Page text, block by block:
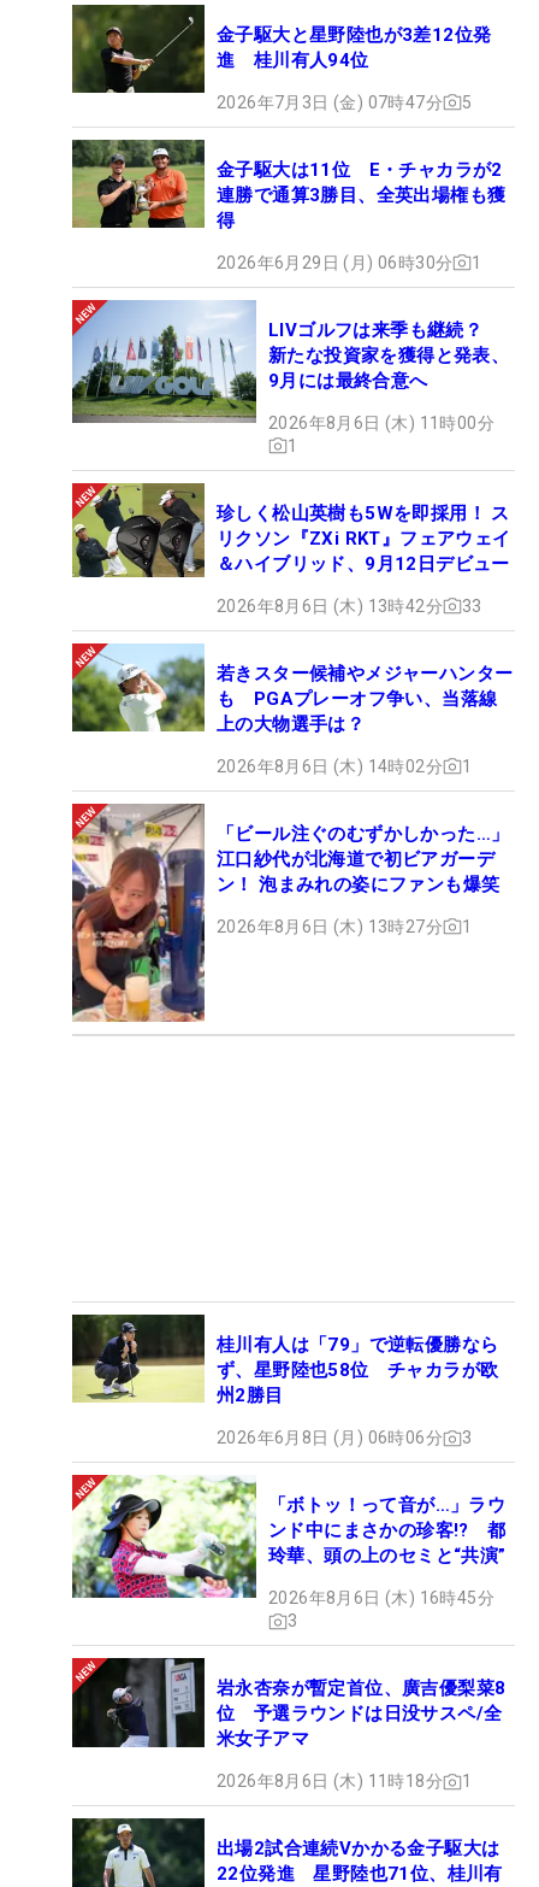
金子駆大と星野陸也が3差12位発
進 桂川有人94位
2026年7月3日 (金) 07時47分 5
金子駆大は11位 E・チャカラが2
連勝で通算3勝目、全英出場権も獲
得
2026年6月29日 (月) 06時30分 1
LIVゴルフは来季も継続？
新たな投資家を獲得と発表、
9月には最終合意へ
2026年8月6日 (木) 11時00分
1
珍しく松山英樹も5Wを即採用！ ス
リクソン『ZXi RKT』フェアウェイ
＆ハイブリッド、9月12日デビュー
2026年8月6日 (木) 13時42分 33
若きスター候補やメジャーハンター
も PGAプレーオフ争い、当落線
上の大物選手は？
2026年8月6日 (木) 14時02分 1
「ビール注ぐのむずかしかった…」
江口紗代が北海道で初ビアガーデ
ン！ 泡まみれの姿にファンも爆笑
2026年8月6日 (木) 13時27分 1
桂川有人は「79」で逆転優勝なら
ず、星野陸也58位 チャカラが欧
州2勝目
2026年6月8日 (月) 06時06分 3
「ボトッ！って音が…」ラウ
ンド中にまさかの珍客!? 都
玲華、頭の上のセミと“共演”
2026年8月6日 (木) 16時45分
3
岩永杏奈が暫定首位、廣吉優梨菜8
位 予選ラウンドは日没サスペ/全
米女子アマ
2026年8月6日 (木) 11時18分 1
出場2試合連続Vかかる金子駆大は
22位発進 星野陸也71位、桂川有